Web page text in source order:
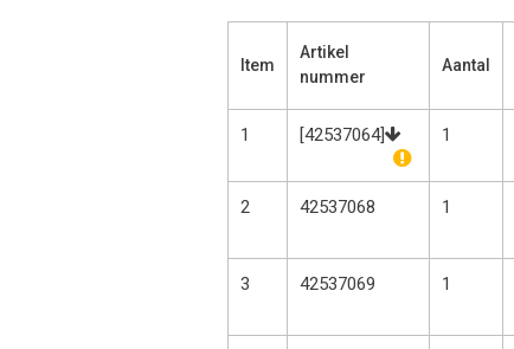
Item
Artikel
nummer
Aantal
1 [42537064] 1
2 42537068 1
3 42537069 1